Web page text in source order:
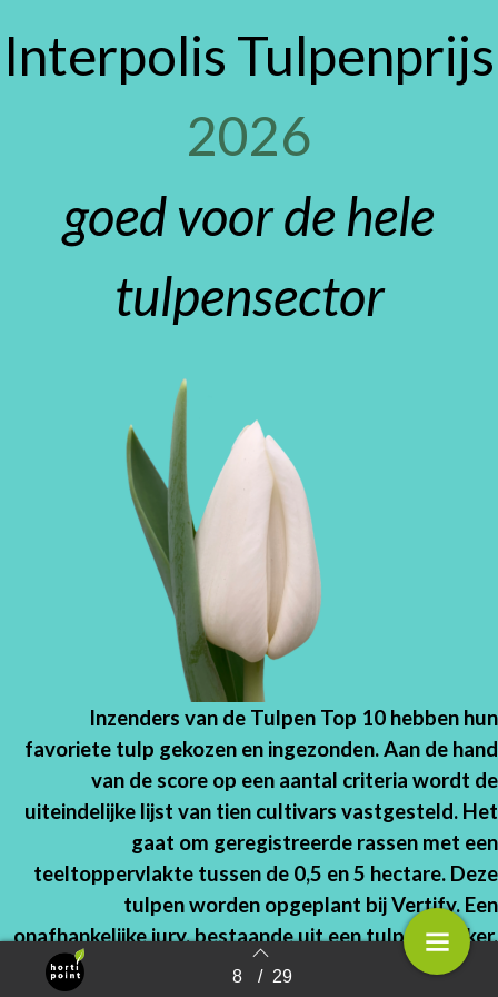
Terug naar overzicht 8 / 29
Interpolis Tulpenprijs
2026
goed voor de hele
tulpensector
Inzenders van de Tulpen Top 10 hebben hun
favoriete tulp gekozen en ingezonden. Aan de hand
van de score op een aantal criteria wordt de
uiteindelijke lijst van tien cultivars vastgesteld. Het
gaat om geregistreerde rassen met een
teeltoppervlakte tussen de 0,5 en 5 hectare. Deze
tulpen worden opgeplant bij Vertify. Een
onafhankelijke jury, bestaande uit een tulpenkweker,
broeier, exporteur en teeltadviseur, beoordeelt de